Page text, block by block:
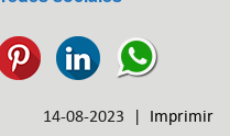
14-08-2023 | Imprimir